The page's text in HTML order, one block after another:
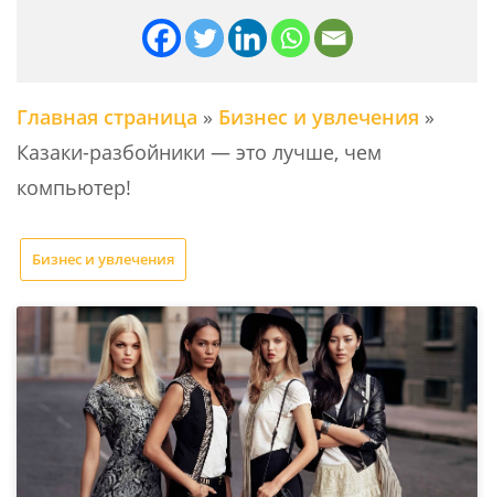
Главная страница » Бизнес и увлечения »
Казаки-разбойники — это лучше, чем
компьютер!
Бизнес и увлечения